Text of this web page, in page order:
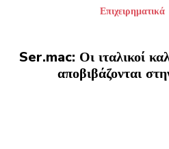
Επιχειρηματικά
Ser.mac: Οι ιταλικοί
αποβιβάζονται